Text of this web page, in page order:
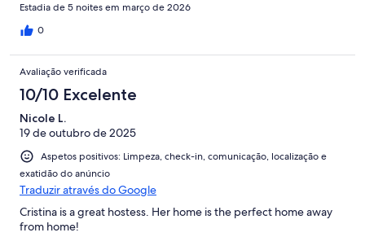
Estadia de 5 noites em março de 2026
0
Avaliação verificada
10/10 Excelente
Nicole L.
19 de outubro de 2025
Aspetos positivos: Limpeza, check-in, comunicação, localização e
exatidão do anúncio
Traduzir através do Google
Cristina is a great hostess. Her home is the perfect home away
from home!